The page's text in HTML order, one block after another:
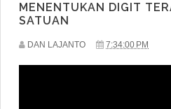
MENENTUKAN DIGIT
SATUAN
DAN LAJANTO 7:34:00 PM